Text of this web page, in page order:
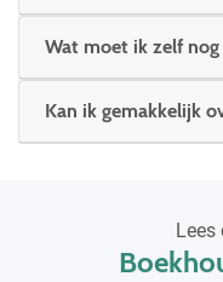
Wat moet ik zelf
Kan ik gemakkelijk
Lees